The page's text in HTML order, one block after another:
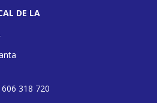
DE LA
318 720